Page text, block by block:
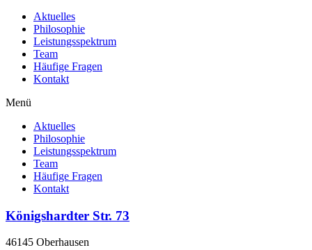
Aktuelles
Philosophie
Leistungsspektrum
Team
Häufige Fragen
Kontakt
Menü
Aktuelles
Philosophie
Leistungsspektrum
Team
Häufige Fragen
Kontakt
Königshardter Str. 73
46145 Oberhausen